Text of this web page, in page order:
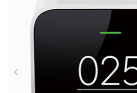
График платежей
Сегодня
25